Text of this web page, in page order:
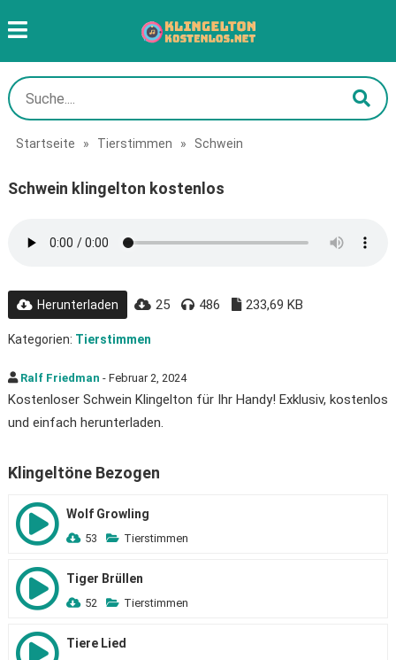
Startseite » Tierstimmen » Schwein
Schwein klingelton kostenlos
Herunterladen 25 486 233,69 KB
Kategorien: Tierstimmen
Ralf Friedman - Februar 2, 2024
Kostenloser Schwein Klingelton für Ihr Handy! Exklusiv, kostenlos
und einfach herunterladen.
Klingeltöne Bezogen
Wolf Growling
53 Tierstimmen
Tiger Brüllen
52 Tierstimmen
Tiere Lied